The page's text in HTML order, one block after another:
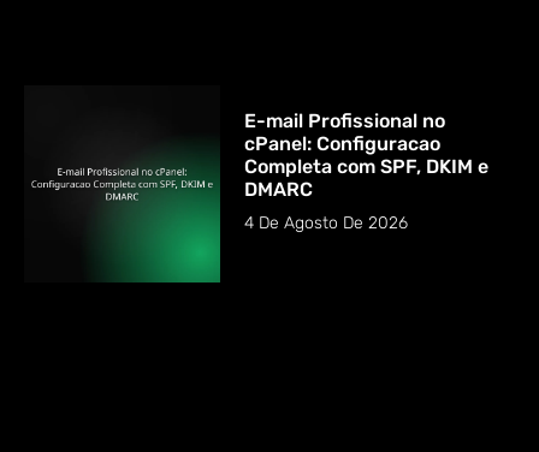
E-mail Profissional no
cPanel: Configuracao
Completa com SPF, DKIM e
DMARC
4 De Agosto De 2026